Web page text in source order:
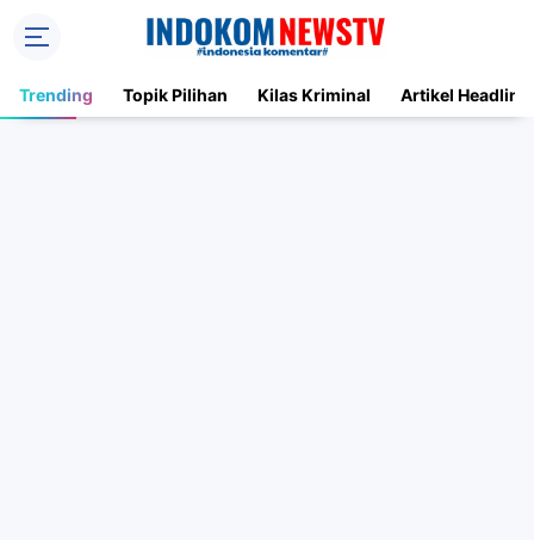
Trending Topik Pilihan Kilas Kriminal Artikel Headline